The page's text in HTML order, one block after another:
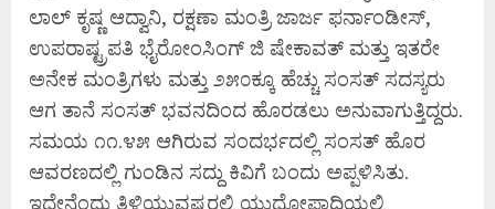
ಲಾಲ್ ಕೃಷ್ಣ ಆದ್ವಾನಿ, ರಕ್ಷಣಾ ಮಂತ್ರಿ ಜಾರ್ಜ ಫರ್ನಾಂಡೀಸ್,
ಉಪರಾಷ್ಟ್ರಪತಿ ಭೈರೋಂಸಿಂಗ್ ಜಿ ಷೇಕಾವತ್ ಮತ್ತು ಇತರೇ
ಅನೇಕ ಮಂತ್ರಿಗಳು ಮತ್ತು ೨೫೦ಕ್ಕೂ ಹೆಚ್ಚು ಸಂಸತ್ ಸದಸ್ಯರು
ಆಗ ತಾನೆ ಸಂಸತ್ ಭವನದಿಂದ ಹೊರಡಲು ಅನುವಾಗುತ್ತಿದ್ದರು.
ಸಮಯ ೧೧.೪೫ ಆಗಿರುವ ಸಂದರ್ಭದಲ್ಲಿ ಸಂಸತ್ ಹೊರ
ಆವರಣದಲ್ಲಿ ಗುಂಡಿನ ಸದ್ದು ಕಿವಿಗೆ ಬಂದು ಅಪ್ಪಳಿಸಿತು.
ಇದೇನೆಂದು ತಿಳಿಯುವಷ್ಟರಲ್ಲಿ ಯುದ್ಧೋಪಾದಿಯಲ್ಲಿ